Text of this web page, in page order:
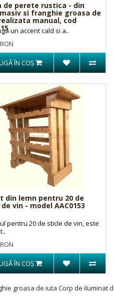
de perete rustica - din
si franghie groasa de
manual, cod
un accent cald si a..
ÎN COŞ
din lemn pentru 20 de
vin - model AAC0153
pentru 20 de sticle de vin, este
ÎN COŞ
groasa de iuta Corp de iluminat